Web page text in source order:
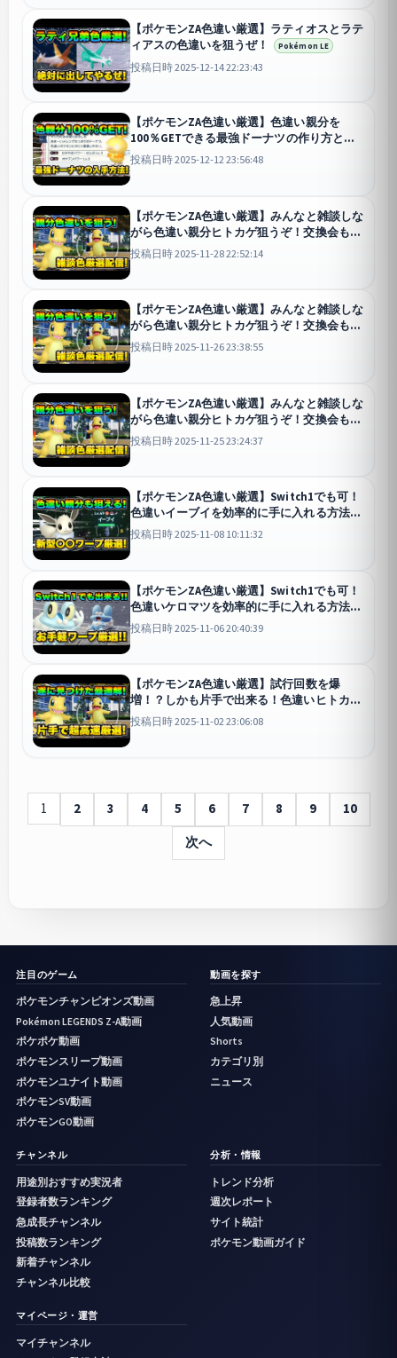
【ポケモンZA色違い厳選】ラティオスとラテ
ィアスの色違いを狙うぜ！
Pokémon LE
投稿日時 2025-12-14 22:23:43
【ポケモンZA色違い厳選】色違い親分を
100％GETできる最強ドーナツの作り方とき
のみの集め方を紹介！
Pokémon LE
投稿日時 2025-12-12 23:56:48
【ポケモンZA色違い厳選】みんなと雑談しな
がら色違い親分ヒトカゲ狙うぞ！交換会もし
ます！
Pokémon LE
投稿日時 2025-11-28 22:52:14
【ポケモンZA色違い厳選】みんなと雑談しな
がら色違い親分ヒトカゲ狙うぞ！交換会もし
ます！
Pokémon LE
投稿日時 2025-11-26 23:38:55
【ポケモンZA色違い厳選】みんなと雑談しな
がら色違い親分ヒトカゲ狙うぞ！交換会もし
ます！
Pokémon LE
投稿日時 2025-11-25 23:24:37
【ポケモンZA色違い厳選】Switch1でも可！
色違いイーブイを効率的に手に入れる方法！
Pokémon LE
投稿日時 2025-11-08 10:11:32
【ポケモンZA色違い厳選】Switch1でも可！
色違いケロマツを効率的に手に入れる方法！
Pokémon LE
投稿日時 2025-11-06 20:40:39
【ポケモンZA色違い厳選】試行回数を爆
増！？しかも片手で出来る！色違いヒトカゲ
を効率的に手に入れる方法！
投稿日時 2025-11-02 23:06:08
1 2 3 4 5 6 7 8 9
10
次へ
注目のゲーム
ポケモンチャンピオンズ動画
Pokémon LEGENDS Z-A動画
ポケポケ動画
ポケモンスリープ動画
ポケモンユナイト動画
ポケモンSV動画
ポケモンGO動画
動画を探す
急上昇
人気動画
Shorts
カテゴリ別
ニュース
チャンネル
用途別おすすめ実況者
登録者数ランキング
急成長チャンネル
投稿数ランキング
新着チャンネル
チャンネル比較
分析・情報
トレンド分析
週次レポート
サイト統計
ポケモン動画ガイド
マイページ・運営
マイチャンネル